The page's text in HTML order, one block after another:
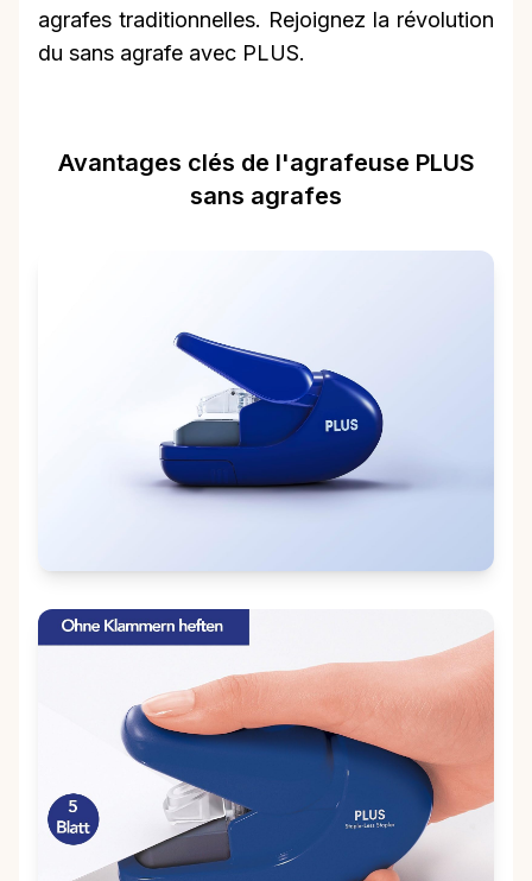
agrafes traditionnelles. Rejoignez la révolution
du sans agrafe avec PLUS.
Avantages clés de l'agrafeuse PLUS
sans agrafes